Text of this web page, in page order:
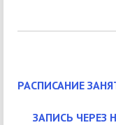
РАСПИСАНИЕ
ЗАПИСЬ ЧЕРЕЗ